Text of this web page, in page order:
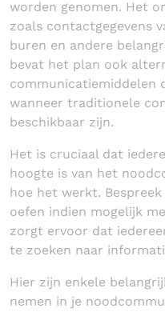
worden genomen. Het
zoals contactgegevens
buren en andere
bevat het plan ook
communicatiemiddelen
wanneer traditionele
beschikbaar zijn.
Het is cruciaal dat
hoogte is van het
hoe het werkt.
oefen indien mogelijk
zorgt ervoor dat
te zoeken naar
Hier zijn enkele
nemen in je